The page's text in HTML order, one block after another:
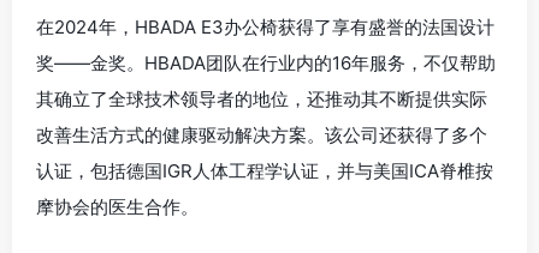
在2024年，HBADA E3办公椅获得了享有盛誉的法国设计
奖——金奖。HBADA团队在行业内的16年服务，不仅帮助
其确立了全球技术领导者的地位，还推动其不断提供实际
改善生活方式的健康驱动解决方案。该公司还获得了多个
认证，包括德国IGR人体工程学认证，并与美国ICA脊椎按
摩协会的医生合作。